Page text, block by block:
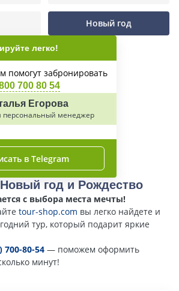
Новый год
легко!
помогут забронировать
700 80 54
Егорова
персональный менеджер
в Telegram
год и Рождество
с выбора места мечты!
tour-shop.com вы легко найдете и
тур, который подарит яркие
700-80-54 — поможем оформить
минут!